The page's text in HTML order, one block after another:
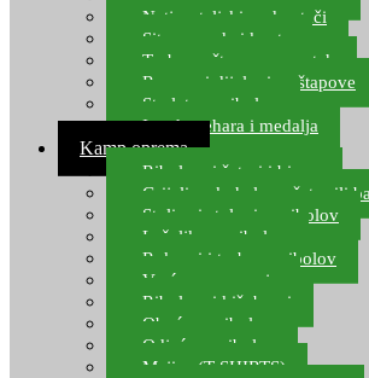
Natjecateljski podmetači
Sito, posude i kante
Torbe za štapove – match
Rezervni dijelovi za štapove
Starlete za ribolov
Izrada pehara i medalja
Kamp oprema
Ribolovni šatori i bivvy
Grijalice, kuhala za šator ili
Stolice i stolovi za ribolov
Ležaljke za ribolov
Ruksaci i torbe za ribolov
Vreće za spavanje
Ribolovni kišobrani
Obuća za ribolov
Odjeća za ribolov
Majice (T-SHIRTS)